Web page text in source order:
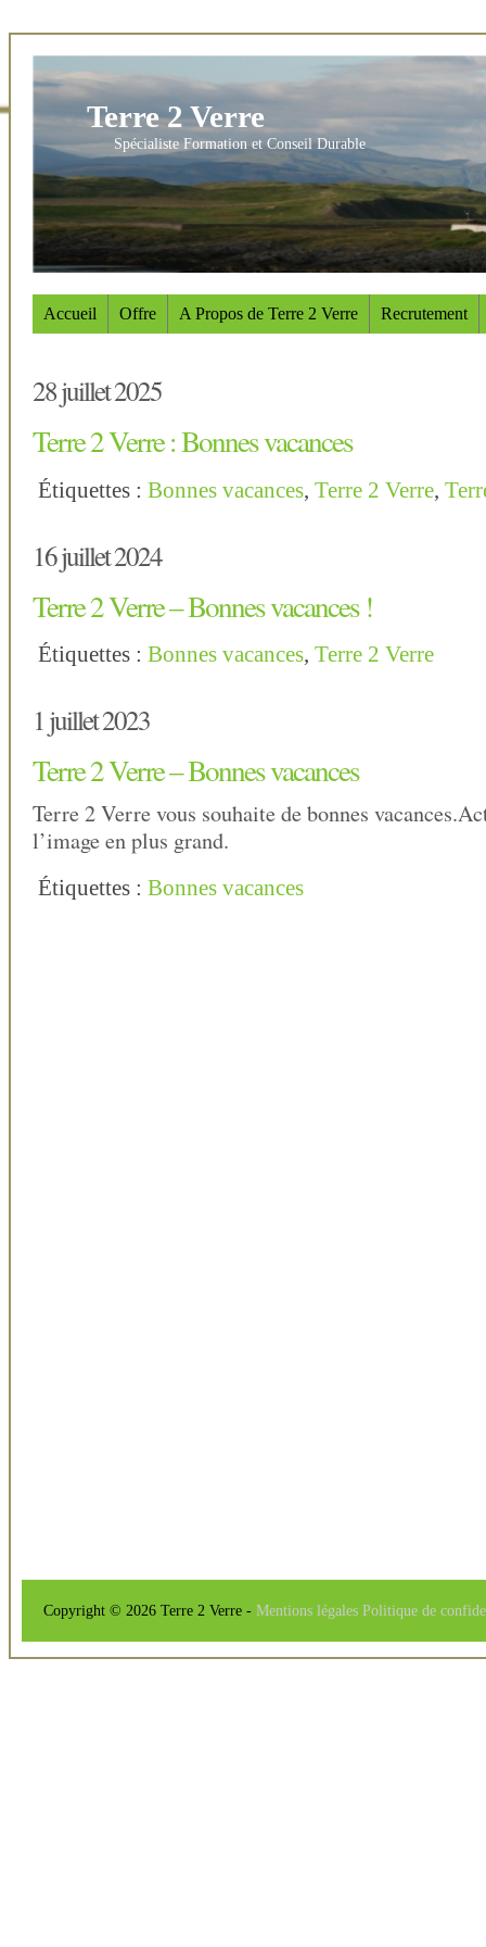
Terre 2 Verre
Spécialiste Formation et Conseil Durable
Accueil Offre A Propos de Terre 2 Verre Recrutement
28 juillet 2025
Terre 2 Verre : Bonnes vacances
Étiquettes : Bonnes vacances, Terre 2 Verre,
16 juillet 2024
Terre 2 Verre – Bonnes vacances !
Étiquettes : Bonnes vacances, Terre 2 Verre
1 juillet 2023
Terre 2 Verre – Bonnes vacances
Terre 2 Verre vous souhaite de bonnes
l’image en plus grand.
Étiquettes : Bonnes vacances
Copyright © 2026 Terre 2 Verre - Mentions légales Politique de